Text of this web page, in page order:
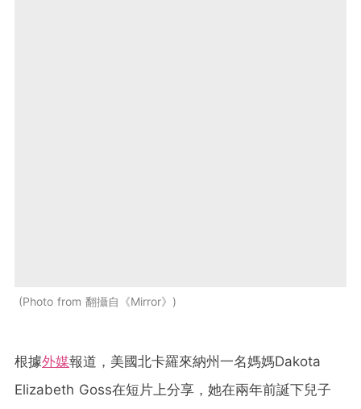
Photo from 翻攝自《Mirror》
根據外媒報道，美國北卡羅來納州一名媽媽Dakota
Elizabeth Goss在短片上分享，她在兩年前誕下兒子